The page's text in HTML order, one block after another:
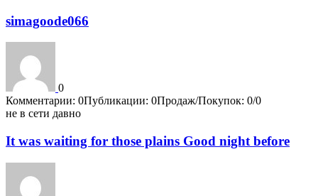
simagoode066
0
Комментарии: 0Публикации: 0Продаж/Покупок: 0/0
не в сети давно
It was waiting for those plains Good night before